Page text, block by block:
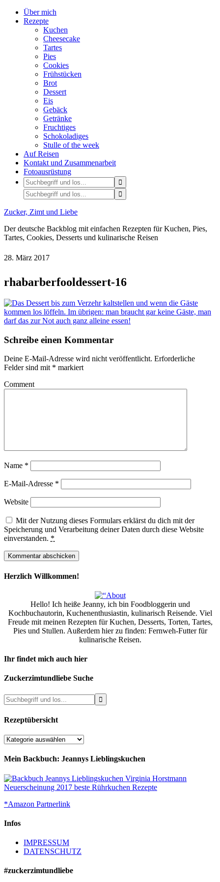
Über mich
Rezepte
Kuchen
Cheesecake
Tartes
Pies
Cookies
Frühstücken
Brot
Dessert
Eis
Gebäck
Getränke
Fruchtiges
Schokoladiges
Stulle of the week
Auf Reisen
Kontakt und Zusammenarbeit
Fotoausrüstung
Zucker, Zimt und Liebe
Der deutsche Backblog mit einfachen Rezepten für Kuchen, Pies,
Tartes, Cookies, Desserts und kulinarische Reisen
28. März 2017
rhabarberfooldessert-16
Schreibe einen Kommentar
Deine E-Mail-Adresse wird nicht veröffentlicht. Erforderliche
Felder sind mit * markiert
Comment
Name *
E-Mail-Adresse *
Website
Mit der Nutzung dieses Formulars erklärst du dich mit der
Speicherung und Verarbeitung deiner Daten durch diese Website
einverstanden. *
Herzlich Willkommen!
Hello! Ich heiße Jeanny, ich bin Foodbloggerin und
Kochbuchautorin, Kuchenenthusiastin, kulinarisch Reisende. Viel
Freude mit meinen Rezepten für Kuchen, Desserts, Torten, Tartes,
Pies und Stullen. Außerdem hier zu finden: Fernweh-Futter für
kulinarische Reisen.
Ihr findet mich auch hier
Zuckerzimtundliebe Suche
Rezeptübersicht
Rezeptübersicht
Mein Backbuch: Jeannys Lieblingskuchen
*Amazon Partnerlink
Infos
IMPRESSUM
DATENSCHUTZ
#zuckerzimtundliebe